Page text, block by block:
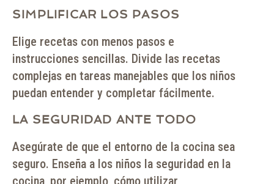
SIMPLIFICAR LOS PASOS
Elige recetas con menos pasos e
instrucciones sencillas. Divide las recetas
complejas en tareas manejables que los niños
puedan entender y completar fácilmente.
LA SEGURIDAD ANTE TODO
Asegúrate de que el entorno de la cocina sea
seguro. Enseña a los niños la seguridad en la